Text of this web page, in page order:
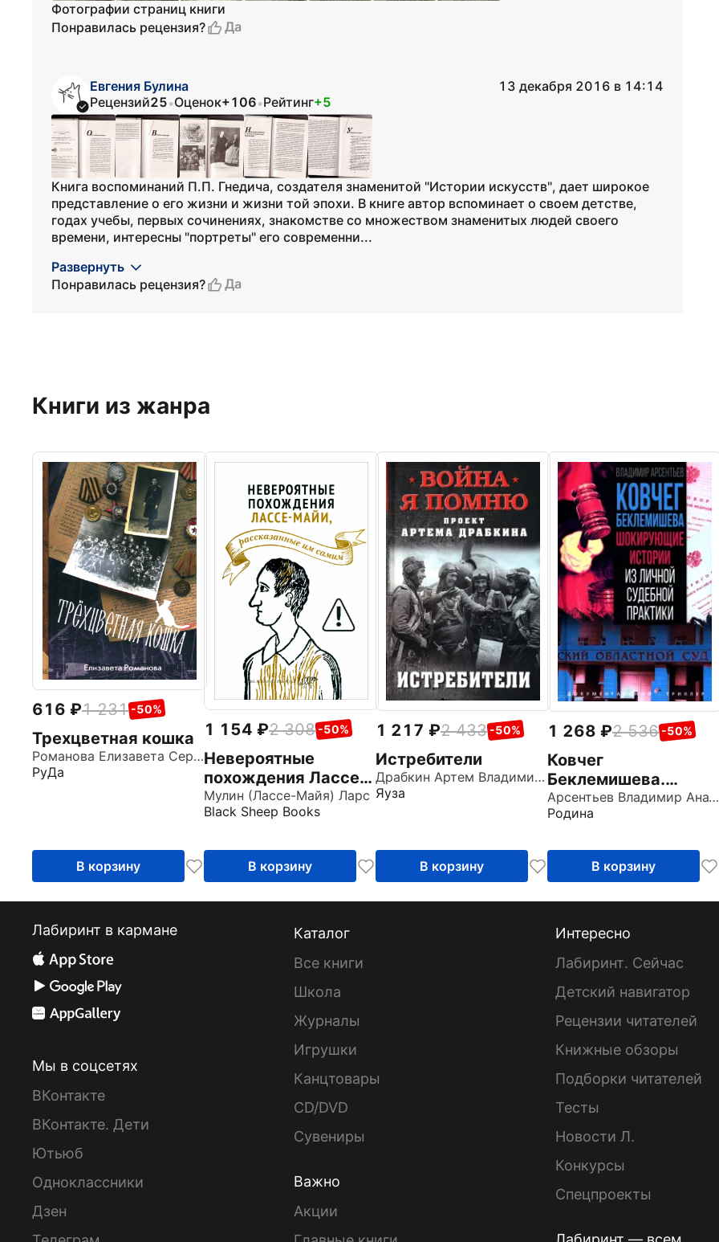
Фотографии страниц книги
Понравилась рецензия?
Да
Евгения Булина
13 декабря 2016 в 14:14
Рецензий25•Оценок+106•Рейтинг+5
Книга воспоминаний П.П. Гнедича, создателя знаменитой "Истории искусств", дает широкое
представление о его жизни и жизни той эпохи. В книге автор вспоминает о своем детстве,
годах учебы, первых сочинениях, знакомстве со множеством знаменитых людей своего
времени, интересны "портреты" его современни...
Развернуть
Понравилась рецензия?
Да
Книги из жанра
616 1 231 -50%
Трехцветная кошка
Романова Елизавета Сергеевна
РуДа
В корзину
1 154 2 308 -50%
Невероятные
похождения Лассе-
Майи, рассказанные
им самим
Мулин (Лассе-Майя) Ларс
Black Sheep Books
В корзину
1 217 2 433 -50%
Истребители
Драбкин Артем Владимирович
Яуза
В корзину
1 268 2 536 -50%
Ковчег
Беклемишева.
Шокирующие
истории из личной
Арсентьев Владимир Анатольевич
Родина
В корзину
Лабиринт в кармане
Мы в соцсетях
ВКонтакте
ВКонтакте. Дети
Ютьюб
Одноклассники
Дзен
Каталог
Все книги
Школа
Журналы
Игрушки
Канцтовары
CD/DVD
Сувениры
Важно
Акции
Интересно
Лабиринт. Сейчас
Детский навигатор
Рецензии читателей
Книжные обзоры
Подборки читателей
Тесты
Новости Л.
Конкурсы
Спецпроекты